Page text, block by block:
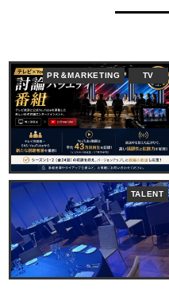
PR＆MARKETING TV
TALENT